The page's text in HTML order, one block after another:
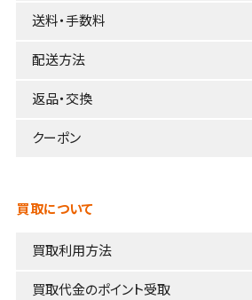
送料・手数料
配送方法
返品・交換
クーポン
買取について
買取利用方法
買取代金のポイント受取